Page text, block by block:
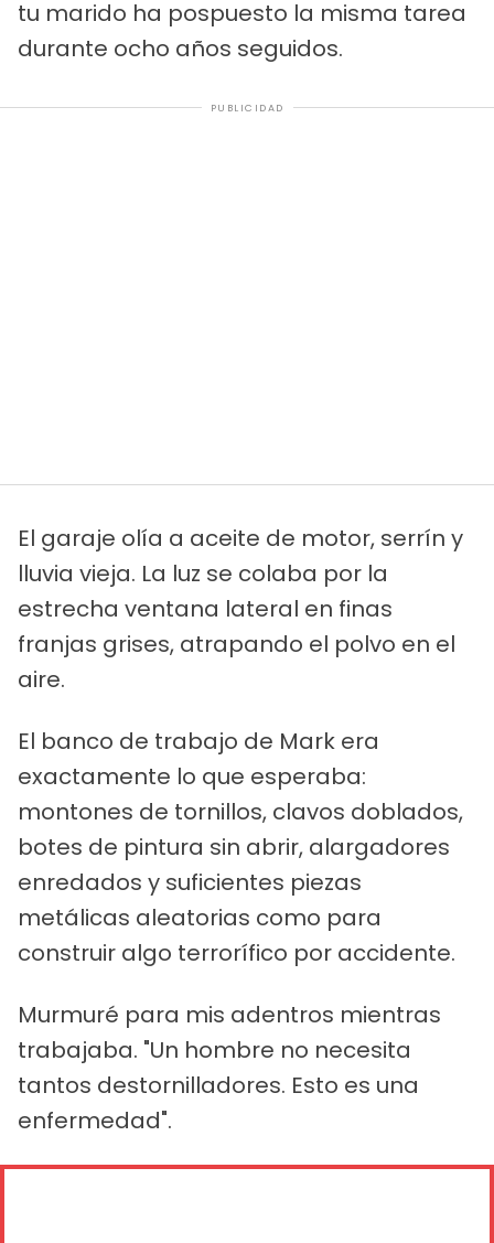
tu marido ha pospuesto la misma tarea
durante ocho años seguidos.
PUBLICIDAD
El garaje olía a aceite de motor, serrín y
lluvia vieja. La luz se colaba por la
estrecha ventana lateral en finas
franjas grises, atrapando el polvo en el
aire.
El banco de trabajo de Mark era
exactamente lo que esperaba:
montones de tornillos, clavos doblados,
botes de pintura sin abrir, alargadores
enredados y suficientes piezas
metálicas aleatorias como para
construir algo terrorífico por accidente.
Murmuré para mis adentros mientras
trabajaba. "Un hombre no necesita
tantos destornilladores. Esto es una
enfermedad".